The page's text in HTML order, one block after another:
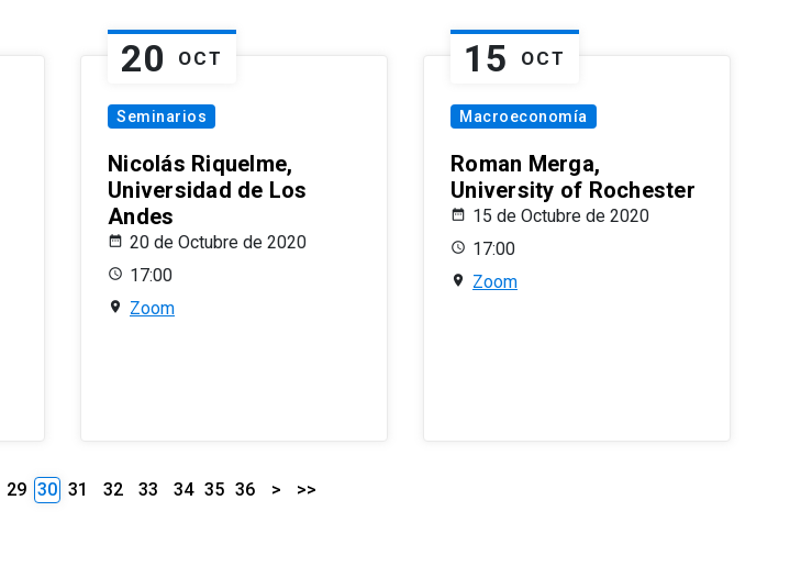
20 OCT
Seminarios
Nicolás Riquelme,
Universidad de Los
Andes
20 de Octubre de 2020
17:00
Zoom
15 OCT
Macroeconomía
Roman Merga,
University of Rochester
15 de Octubre de 2020
17:00
Zoom
29 30 31 32 33 34 35 36 > >>